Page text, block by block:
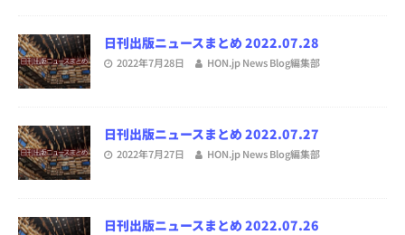
日刊出版ニュースまとめ 2022.07.28
2022年7月28日 HON.jp News Blog編集部
日刊出版ニュースまとめ 2022.07.27
2022年7月27日 HON.jp News Blog編集部
日刊出版ニュースまとめ 2022.07.26